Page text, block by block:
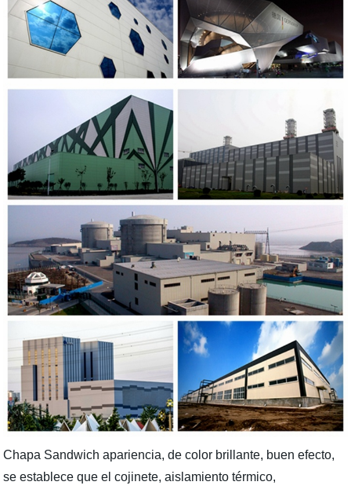
Chapa Sandwich apariencia, de color brillante, buen efecto,
se establece que el cojinete, aislamiento térmico,